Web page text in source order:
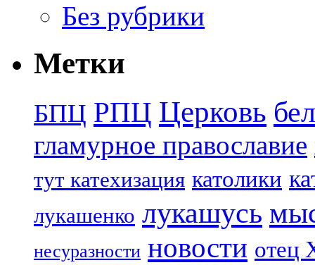
Без рубрики
Метки
БПЦ РПЦ Церковь
гламурное православие
тут катехизация католики
лукашенко лукашусь
несуразности новости отец